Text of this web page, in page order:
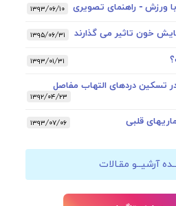
ورزش - راهنمای تصویری ۱۳۹۳/۰۶/۱۰
خون تاثیر می گذارند ۱۳۹۵/۰۶/۳۱
۱۳۹۳/۰۱/۳۱
تسکین دردهای التهاب مفاصل
۱۳۹۲/۰۴/۲۳
قلبی ۱۳۹۳/۰۷/۰۶
آرشیــو مقـالات